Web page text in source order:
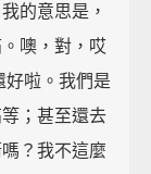
的意思是，
噢，對，哎
好啦。我們是
；甚至還去
？我不這麼